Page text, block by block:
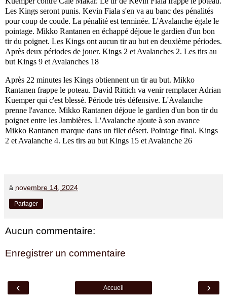
Les Kings seront punis. Kevin Fiala s'en va au banc des pénalités
pour coup de coude. La pénalité est terminée. L'Avalanche égale le
pointage. Mikko Rantanen en échappé déjoue le gardien d'un bon
tir du poignet. Les Kings ont aucun tir au but en deuxième périodes.
Après deux périodes de jouer. Kings 2 et Avalanches 2. Les tirs au
but Kings 9 et Avalanches 18
Après 22 minutes les Kings obtiennent un tir au but. Mikko
Rantanen frappe le poteau. David Rittich va venir remplacer Adrian
Kuemper qui c'est blessé. Période très défensive. L'Avalanche
prenne l'avance. Mikko Rantanen déjoue le gardien d'un bon tir du
poignet entre les Jambières. L'Avalanche ajoute à son avance
Mikko Rantanen marque dans un filet désert. Pointage final. Kings
2 et Avalanche 4. Les tirs au but Kings 15 et Avalanche 26
à novembre 14, 2024
Partager
Aucun commentaire:
Enregistrer un commentaire
‹ ›
Accueil